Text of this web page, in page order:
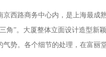
京西路商务中心内，是上海最成
角”。大厦整体立面设计造型
气势。各个细节的处理，在富丽